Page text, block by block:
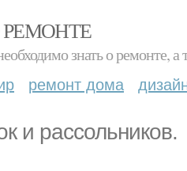
РЕМОНТЕ
знать о ремонте,
ремонт дома
и рассольников.